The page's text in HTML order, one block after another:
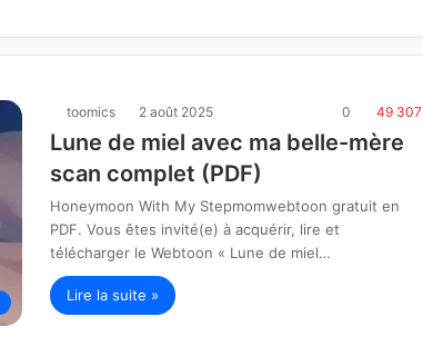
toomics 2 août 2025 0 49 307
Lune de miel avec ma belle-mère
scan complet (PDF)
Honeymoon With My Stepmomwebtoon gratuit en
PDF. Vous êtes invité(e) à acquérir, lire et
télécharger le Webtoon « Lune de miel…
Lire la suite »